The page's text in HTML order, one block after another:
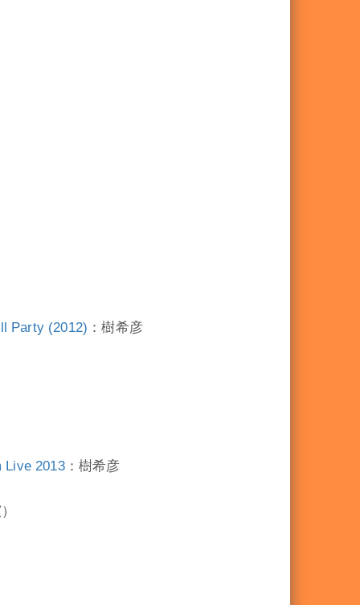
Party (2012) ：樹希彦
Live 2013：樹希彦